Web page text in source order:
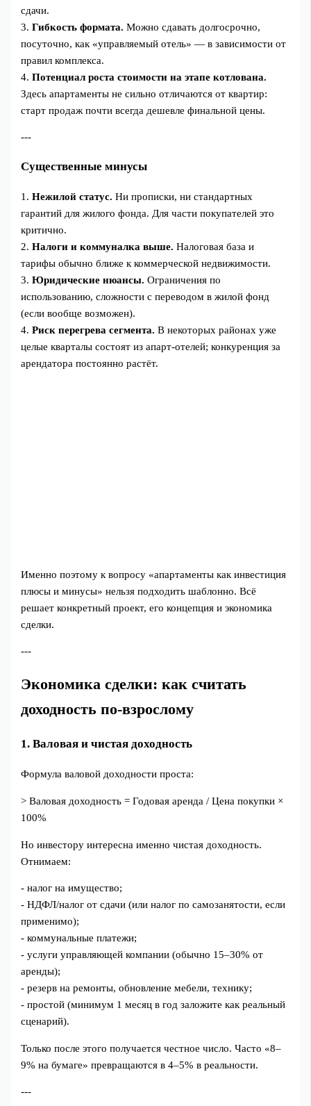
сдачи.
3.Гибкость формата. Можно сдавать долгосрочно,
посуточно, как «управляемый отель» — в зависимости от
правил комплекса.
4.Потенциал роста стоимости на этапе котлована.
Здесь апартаменты не сильно отличаются от квартир:
старт продаж почти всегда дешевле финальной цены.
---
Существенные минусы
1.Нежилой статус. Ни прописки, ни стандартных
гарантий для жилого фонда. Для части покупателей это
критично.
2.Налоги и коммуналка выше. Налоговая база и
тарифы обычно ближе к коммерческой недвижимости.
3.Юридические нюансы. Ограничения по
использованию, сложности с переводом в жилой фонд
(если вообще возможен).
4.Риск перегрева сегмента. В некоторых районах уже
целые кварталы состоят из апарт‑отелей; конкуренция за
арендатора постоянно растёт.
Именно поэтому к вопросу «апартаменты как инвестиция
плюсы и минусы» нельзя подходить шаблонно. Всё
решает конкретный проект, его концепция и экономика
сделки.
---
Экономика сделки: как считать
доходность по‑взрослому
1. Валовая и чистая доходность
Формула валовой доходности проста:
> Валовая доходность = Годовая аренда / Цена покупки ×
100%
Но инвестору интересна именно чистая доходность.
Отнимаем:
- налог на имущество;
- НДФЛ/налог от сдачи (или налог по самозанятости, если
применимо);
- коммунальные платежи;
- услуги управляющей компании (обычно 15–30% от
аренды);
- резерв на ремонты, обновление мебели, технику;
- простой (минимум 1 месяц в год заложите как реальный
сценарий).
Только после этого получается честное число. Часто «8–
9% на бумаге» превращаются в 4–5% в реальности.
---